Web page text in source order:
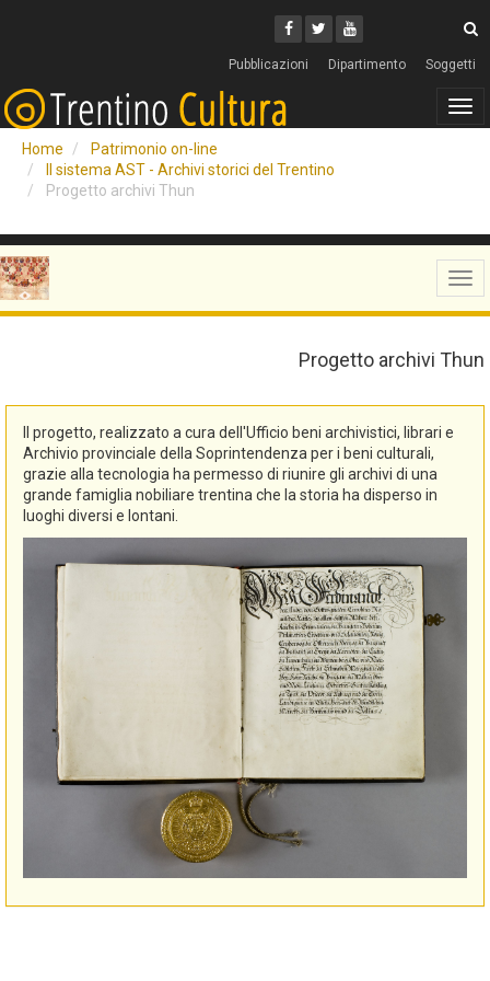
Facebook
Twitter
Youtube
Pubblicazioni Dipartimento Soggetti
Home
Patrimonio on-line
Il sistema AST - Archivi storici del Trentino
Progetto archivi Thun
Progetto archivi Thun
Il progetto, realizzato a cura dell'Ufficio beni archivistici, librari e
Archivio provinciale della Soprintendenza per i beni culturali,
grazie alla tecnologia ha permesso di riunire gli archivi di una
grande famiglia nobiliare trentina che la storia ha disperso in
luoghi diversi e lontani.